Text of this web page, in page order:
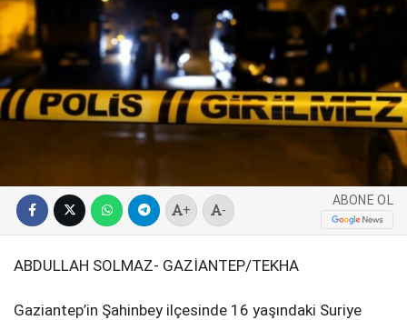
WhatsApp İhbar
Facebook
DÜNYA
METEOROLOJI
SPOR
+ -
ABONE OL
ABDULLAH SOLMAZ- GAZİANTEP/TEKHA
Gaziantep’in Şahinbey ilçesinde 16 yaşındaki Suriye